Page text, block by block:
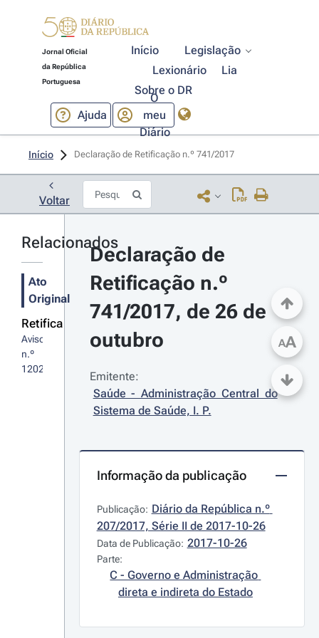
Jornal Oficial
da República
Portuguesa
Início
Legislação
Lexionário
Lia
Sobre o DR
Ajuda
O
meu
Diário
Início Declaração de Retificação n.º 741/2017
Voltar
Relacionados
Ato
Original
Retifica
Aviso
n.º
12029/2017
Declaração de
Retificação n.º
741/2017, de 26 de
outubro
Emitente:
Saúde - Administração Central do
Sistema de Saúde, I. P.
Informação da publicação
Publicação: Diário da República n.º
207/2017, Série II de 2017-10-26
Data de Publicação: 2017-10-26
Parte:
C - Governo e Administração
direta e indireta do Estado
AA